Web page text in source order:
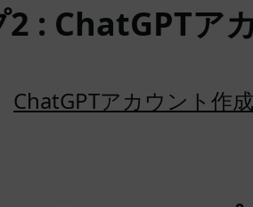
: ChatGPTア
ChatGPTアカウント作